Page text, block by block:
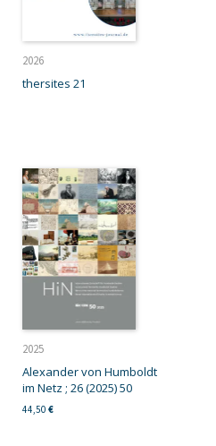
2026
thersites 21
2025
Alexander von Humboldt
im Netz ; 26 (2025) 50
44,50 €